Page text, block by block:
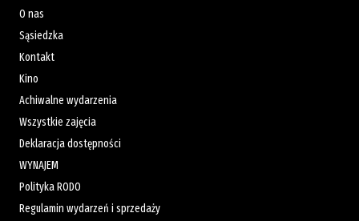
O nas
Sąsiedzka
Kontakt
Kino
Achiwalne wydarzenia
Wszystkie zajęcia
Deklaracja dostępności
WYNAJEM
Polityka RODO
Regulamin wydarzeń i sprzedaży